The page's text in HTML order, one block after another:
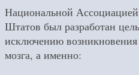
Национальной
Штатов был разработан
исключению
мозга, а именно: